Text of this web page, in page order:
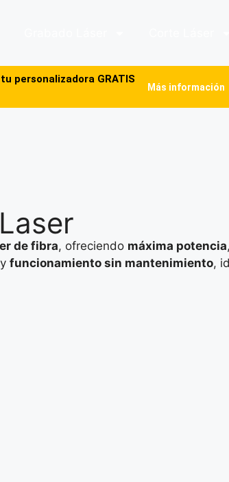
personalizadora GRATIS
Más información
de fibra, ofreciendo máxima potencia,
y funcionamiento sin mantenimiento,